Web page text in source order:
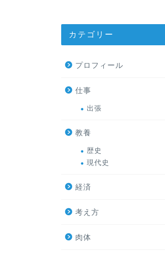
カテゴリー
プロフィール
仕事
出張
教養
歴史
現代史
経済
考え方
肉体